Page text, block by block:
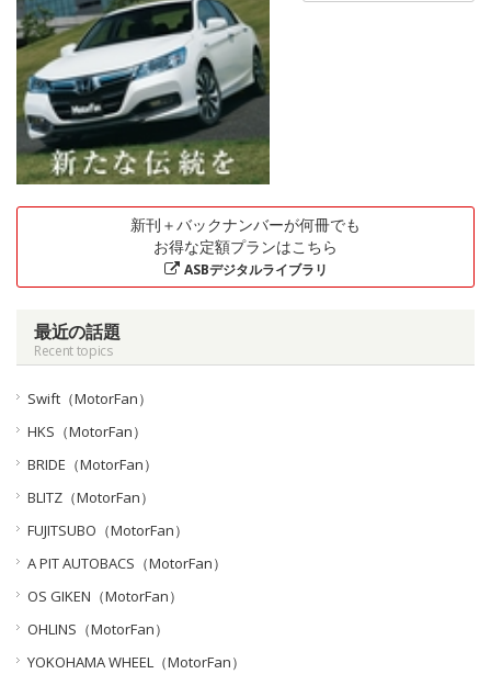
新刊＋バックナンバーが何冊でも
お得な定額プランはこちら
ASBデジタルライブラリ
最近の話題
Recent topics
Swift（MotorFan）
HKS（MotorFan）
BRIDE（MotorFan）
BLITZ（MotorFan）
FUJITSUBO（MotorFan）
A PIT AUTOBACS（MotorFan）
OS GIKEN（MotorFan）
OHLINS（MotorFan）
YOKOHAMA WHEEL（MotorFan）